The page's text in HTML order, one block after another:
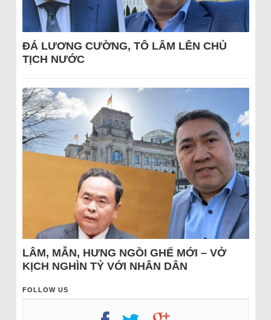
ĐÁ LƯƠNG CƯỜNG, TÔ LÂM LÊN CHỦ
TỊCH NƯỚC
LÂM, MẪN, HƯNG NGỒI GHẾ MỚI – VỞ
KỊCH NGHÌN TỶ VỚI NHÂN DÂN
FOLLOW US